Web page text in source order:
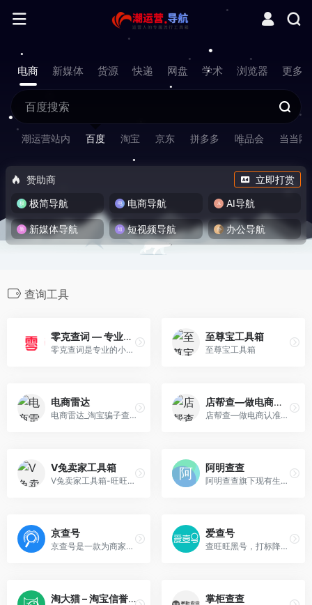
电商 新媒体 货源 快递 网盘 学术 浏览器 更多
潮运营站内 百度 淘宝 京东 拼多多 唯品会 当当网
赞助商
立即打赏
极简导航
电商导航 AI导航
新媒体导航 短视频导航 办公导航
查询工具
零克查词 — 专业的小红书、抖音、B站、小红书敏感词检测工具
零克查词是专业的小红书敏感词和违规词检测工具，同时具备抖音敏感词，快手敏感词，B站敏感词检测功能，是内容创作者的内容优化必备工具。
至尊宝工具箱
至尊宝工具箱
电商雷达
电商雷达_淘宝骗子查询_淘宝骗子曝光_淘宝骗子举报中心
店帮查—做电商认准店帮查
店帮查—做电商认准店帮查
V兔卖家工具箱
V兔卖家工具箱-旺旺照妖镜 黑号查询 旺旺强行打标 关键词卡首屏 生意参谋插件 淘宝卖家工具箱
阿明查查
阿明查查旗下现有生意参谋工具、超级推荐工具以及三大平台详情页工具。阿明查查致力于服务电商人，助力电商人直观的掌握市场情况，高效办公。
京查号
京查号是一款为商家提供买家信誉查询的工具型产品，有效排查降权黑号、评价折叠号、差评号、抽检号、恶意退款号、故意找茬号等劣质账号，净化产业生态，避免降权损失。
爱查号
查旺旺黑号，打标降权数据一目了然，让客户防骗不睬坑
淘大猫 – 淘宝信誉查询 掌柜查查